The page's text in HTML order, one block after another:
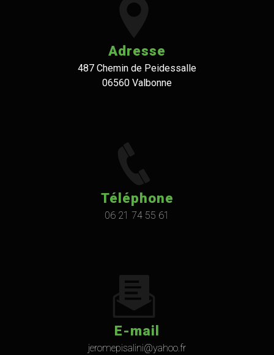
Adresse
487 Chemin de Peidessalle
06560 Valbonne
Téléphone
06 21 74 55 61
E-mail
jeromepisalini@yahoo.fr